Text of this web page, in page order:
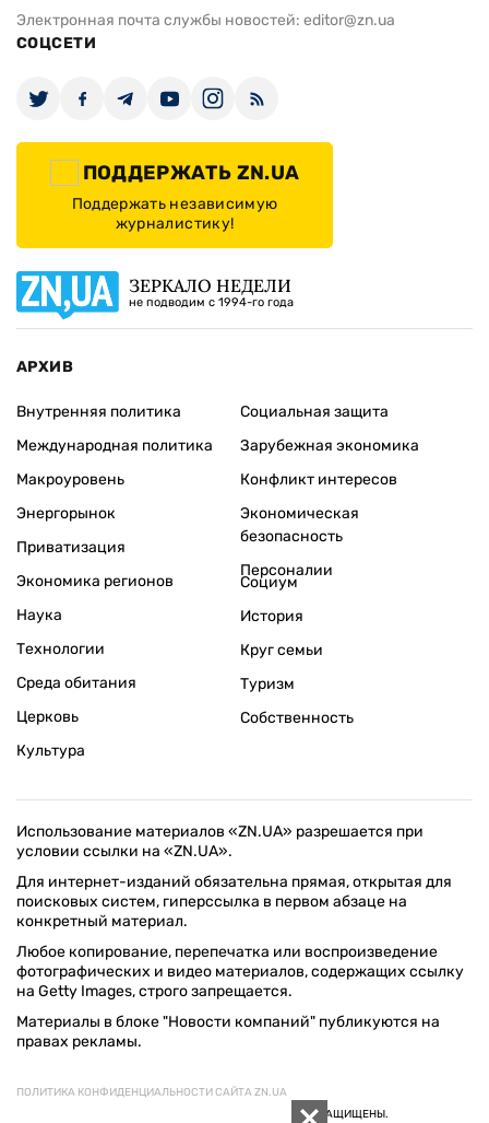
Электронная почта службы новостей: editor@zn.ua
СОЦСЕТИ
ПОДДЕРЖАТЬ ZN.UA
Поддержать независимую
журналистику!
ЗЕРКАЛО НЕДЕЛИ
не подводим с 1994-го года
АРХИВ
Внутренняя политика
Международная политика
Макроуровень
Энергорынок
Приватизация
Экономика регионов
Социальная защита
Зарубежная экономика
Конфликт интересов
Экономическая
безопасность
Персоналии
Наука
Технологии
Среда обитания
Церковь
Культура
Социум
История
Круг семьи
Туризм
Собственность
Использование материалов «ZN.UA» разрешается при
условии ссылки на «ZN.UA».
Для интернет-изданий обязательна прямая, открытая для
поисковых систем, гиперссылка в первом абзаце на
конкретный материал.
Любое копирование, перепечатка или воспроизведение
фотографических и видео материалов, содержащих ссылку
на Getty Images, строго запрещается.
Материалы в блоке "Новости компаний" публикуются на
правах рекламы.
ПОЛИТИКА КОНФИДЕНЦИАЛЬНОСТИ САЙТА ZN.UA
© 1994–2026 «ЗЕРКАЛО НЕДЕЛИ. УКРАИНА». ВСЕ ПРАВА ЗАЩИЩЕНЫ.